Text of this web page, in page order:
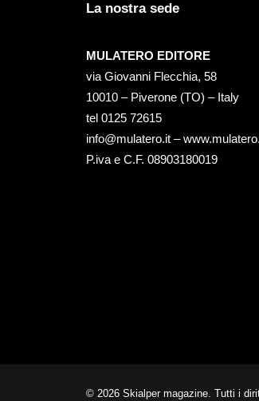
La nostra sede
MULATERO EDITORE
via Giovanni Flecchia, 58
10010 – Piverone (TO) – Italy
tel ‭0125 72615‬
info@mulatero.it –
P.iva e C.F. 08903180019
© 2026 Skialper magazine. Tutti i